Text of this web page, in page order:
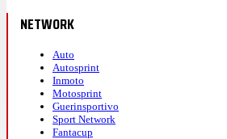
NETWORK
Auto
Autosprint
Inmoto
Motosprint
Guerinsportivo
Sport Network
Fantacup